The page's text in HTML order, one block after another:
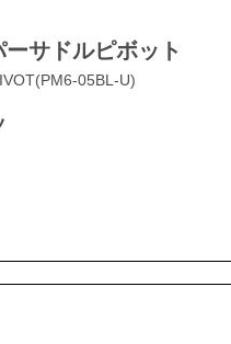
サドルピボット
05BL-U)